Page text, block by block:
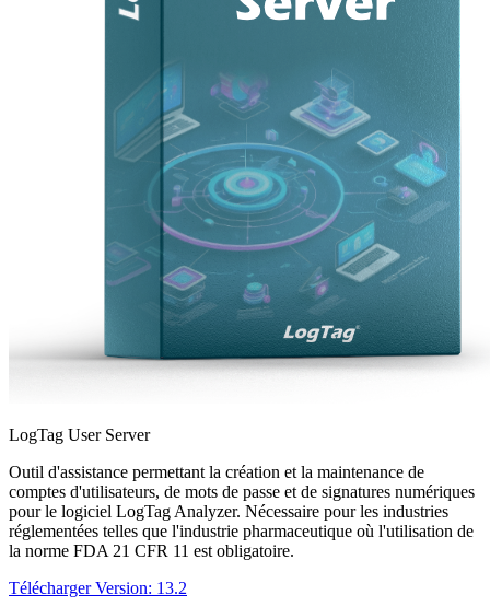
LogTag User Server
Outil d'assistance permettant la création et la maintenance de
comptes d'utilisateurs, de mots de passe et de signatures numériques
pour le logiciel LogTag Analyzer. Nécessaire pour les industries
réglementées telles que l'industrie pharmaceutique où l'utilisation de
la norme FDA 21 CFR 11 est obligatoire.
TéléchargerVersion: 13.2